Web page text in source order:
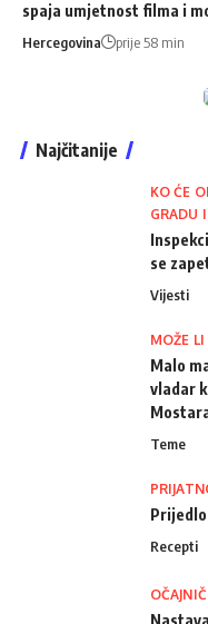
spaja umjetnost filma i
Hercegovina prije 58 min
Najčitanije
KO ĆE
GRADU
se
Vijesti
MOŽE
Malo
vladar
Teme
Recepti